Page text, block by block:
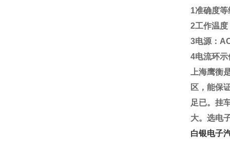
1准确度等
2工作温度
3电源：
4电流环
上海鹰衡
区，能保
足已。挂
大。选电
白银电子